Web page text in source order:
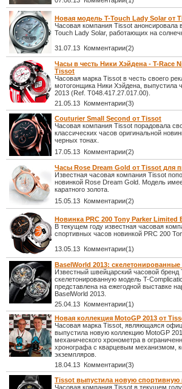
Новая модель T-Touch Lady Solar от
Часовая компания Tissot анонсировала
Touch Lady Solar, работающих на
31.07.13 Комментарии(2)
Часы в честь Ники Хэйдена - T-Race
Tissot
Часовая марка Tissot в честь своего
мотогонщика Ники Хэйдена, выпустила
2013 (Ref. T048.417.27.017.00).
21.05.13 Комментарии(3)
Couturier Small Second от Tissot
Часовая компания Tissot порадовала
классических часов оригинальной
черных тонах.
17.05.13 Комментарии(2)
Часы Rose Dream Gold от Tissot для
Известная часовая компания Tissot
новинкой Rose Dream Gold. Модель
каратного золота.
15.05.13 Комментарии(2)
Новинка PRC 200 Tony Parker Limited
В текущем году известная часовая
спортивных часов новинкой PRC 200
13.05.13 Комментарии(1)
BaselWorld 2013:
Известный швейцарский часовой
скелетонированную модель T-
представлена на ежегодной выставке
BaselWorld 2013.
25.04.13 Комментарии(1)
Новая коллекция MotoGP 2013 от
Часовая марка Tissot, являющаяся
выпустила новую коллекцию MotoGP
механического хронометра в
хронографа с кварцевым механизмом,
экземпляров.
18.04.13 Комментарии(3)
Tissot выпустила новую спортивную
Часовая компания Tissot в текущем